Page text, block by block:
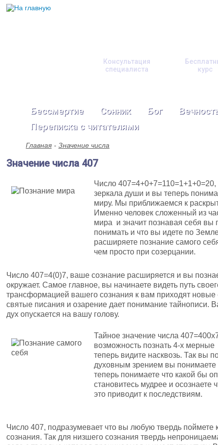
Консультация
специалиста
курс
Бессмертие Сонник Бог
Переписка с читателями
Главная Значение числа
Значение числа 407
Число
зеркала души и вы теперь
миру. Мы приближаемся к
Именно человек сложенный из
мира и значит познавая себя вы
понимать и что вы идете по
расширяете познание самого
чем просто при созерцании.
Число 407=4(0)7, ваше сознание расширяется и вы
окружает. Самое главное, вы начинаете видеть путь
трансформацией вашего сознания к вам приходят новые
святые писания и озарение дает понимание тайнописи.
дух опускается на вашу голову.
Тайное значение числа
возможность познать 4-х
теперь видите насквозь. Так вы
духовным зрением вы понимаете
теперь понимаете что какой бы
становитесь мудрее и осознаете
это приводит к последствиям.
Число 407, подразумевает что вы любую твердь поймете
сознания. Так для низшего сознания твердь